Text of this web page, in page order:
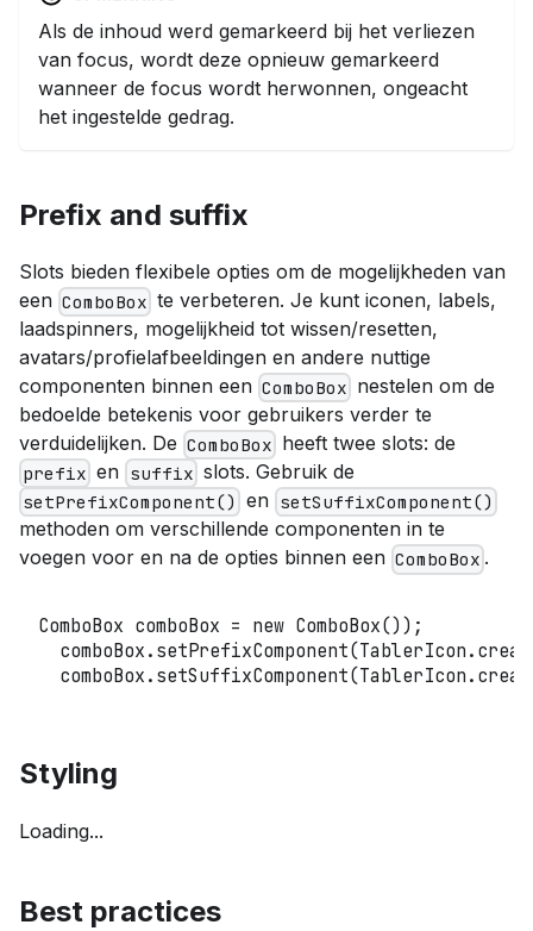
Als de inhoud werd gemarkeerd bij het verliezen
van focus, wordt deze opnieuw gemarkeerd
wanneer de focus wordt herwonnen, ongeacht
het ingestelde gedrag.
Prefix and suffix
Slots bieden flexibele opties om de mogelijkheden van
een ComboBox te verbeteren. Je kunt iconen, labels,
laadspinners, mogelijkheid tot wissen/resetten,
avatars/profielafbeeldingen en andere nuttige
componenten binnen een ComboBox nestelen om de
bedoelde betekenis voor gebruikers verder te
verduidelijken. De ComboBox heeft twee slots: de
prefix en suffixslots. Gebruik de
setPrefixComponent() en setSuffixComponent()
methoden om verschillende componenten in te
voegen voor en na de opties binnen een ComboBox .
ComboBox comboBox = new ComboBox() ) ;
  comboBox
. setPrefixComponent(TablerIcon .
  comboBox
. setSuffixComponent(TablerIcon .
Styling
Loading...
Best practices